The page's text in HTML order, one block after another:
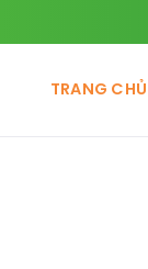
TRANG CHỦ